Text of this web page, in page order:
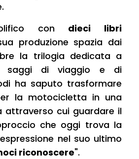
con dieci libri
produzione spazia dai
la trilogia dedicata a
di viaggio e di
ha saputo trasformare
la motocicletta in una
attraverso cui guardare il
che oggi trova la
nel suo ultimo
riconoscere".